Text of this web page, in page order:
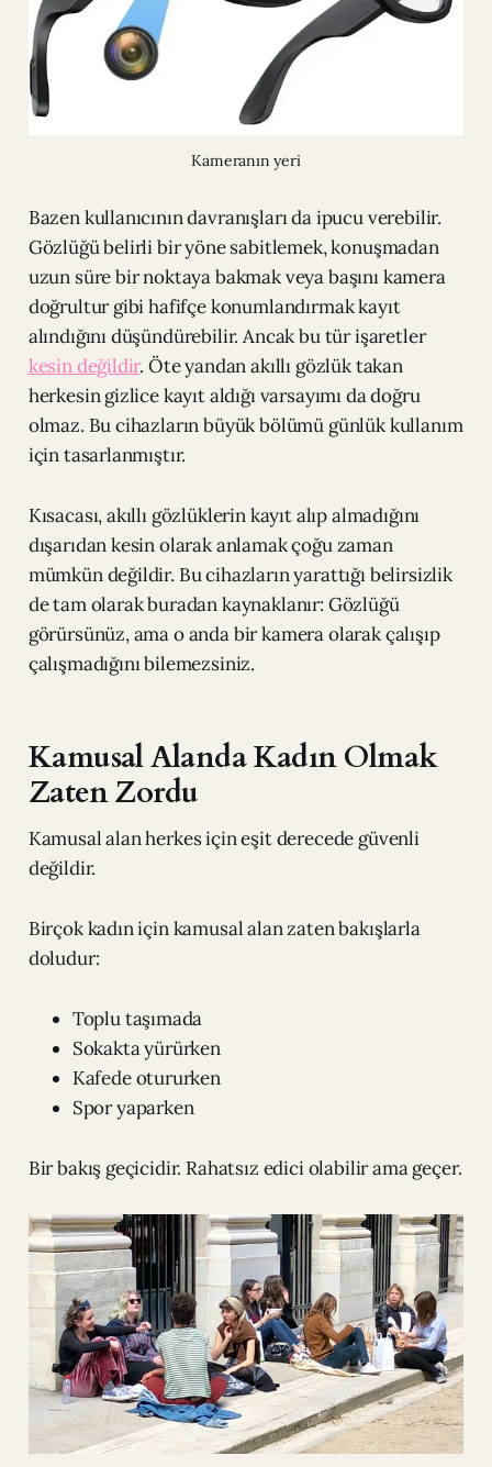
Kameranın yeri
Bazen kullanıcının davranışları da ipucu verebilir.
Gözlüğü belirli bir yöne sabitlemek, konuşmadan
uzun süre bir noktaya bakmak veya başını kamera
doğrultur gibi hafifçe konumlandırmak kayıt
alındığını düşündürebilir. Ancak bu tür işaretler
kesin değildir. Öte yandan akıllı gözlük takan
herkesin gizlice kayıt aldığı varsayımı da doğru
olmaz. Bu cihazların büyük bölümü günlük kullanım
için tasarlanmıştır.
Kısacası, akıllı gözlüklerin kayıt alıp almadığını
dışarıdan kesin olarak anlamak çoğu zaman
mümkün değildir. Bu cihazların yarattığı belirsizlik
de tam olarak buradan kaynaklanır: Gözlüğü
görürsünüz, ama o anda bir kamera olarak çalışıp
çalışmadığını bilemezsiniz.
Kamusal Alanda Kadın Olmak
Zaten Zordu
Kamusal alan herkes için eşit derecede güvenli
değildir.
Birçok kadın için kamusal alan zaten bakışlarla
doludur:
Toplu taşımada
Sokakta yürürken
Kafede otururken
Spor yaparken
Bir bakış geçicidir. Rahatsız edici olabilir ama geçer.